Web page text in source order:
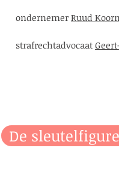
ondernemer Ruud
strafrechtadvocaat
De